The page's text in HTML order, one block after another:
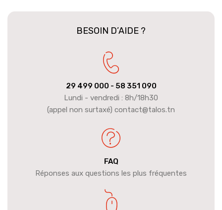
BESOIN D’AIDE ?
29 499 000 - 58 351 090
Lundi - vendredi : 8h/18h30
(appel non surtaxé) contact@talos.tn
FAQ
Réponses aux questions les plus fréquentes